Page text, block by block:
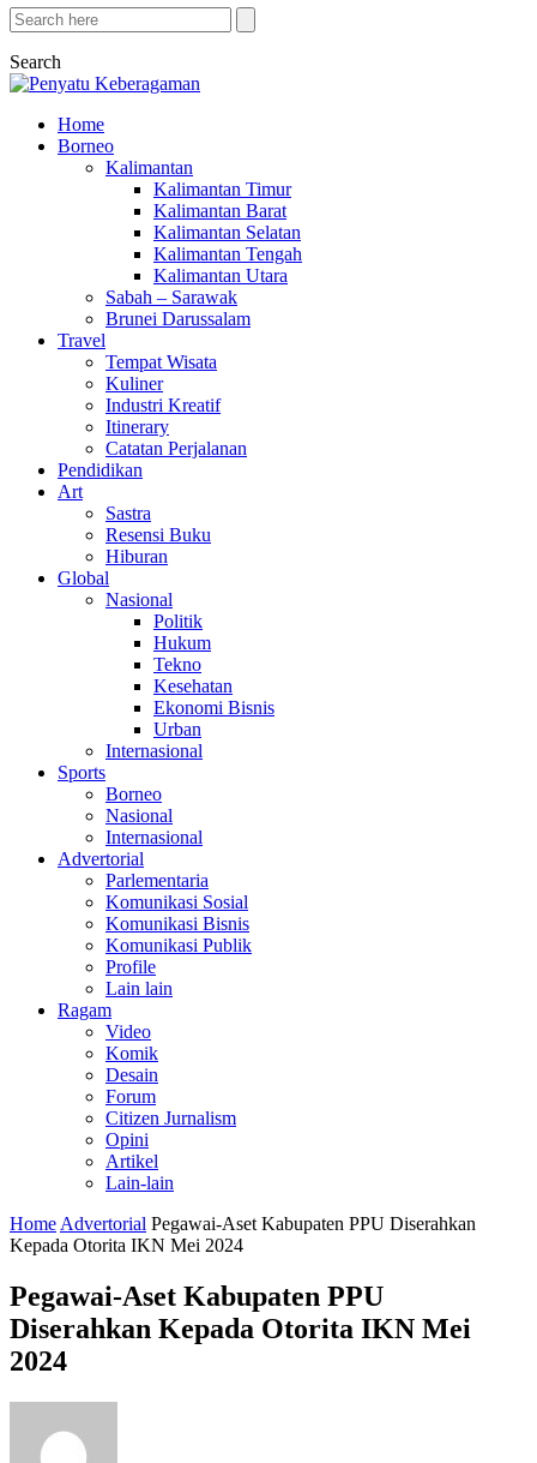
Search
Home
Borneo
Kalimantan
Kalimantan Timur
Kalimantan Barat
Kalimantan Selatan
Kalimantan Tengah
Kalimantan Utara
Sabah – Sarawak
Brunei Darussalam
Travel
Tempat Wisata
Kuliner
Industri Kreatif
Itinerary
Catatan Perjalanan
Pendidikan
Art
Sastra
Resensi Buku
Hiburan
Global
Nasional
Politik
Hukum
Tekno
Kesehatan
Ekonomi Bisnis
Urban
Internasional
Sports
Borneo
Nasional
Internasional
Advertorial
Parlementaria
Komunikasi Sosial
Komunikasi Bisnis
Komunikasi Publik
Profile
Lain lain
Ragam
Video
Komik
Desain
Forum
Citizen Jurnalism
Opini
Artikel
Lain-lain
Home Advertorial Pegawai-Aset Kabupaten PPU Diserahkan
Kepada Otorita IKN Mei 2024
Pegawai-Aset Kabupaten PPU
Diserahkan Kepada Otorita IKN Mei
2024